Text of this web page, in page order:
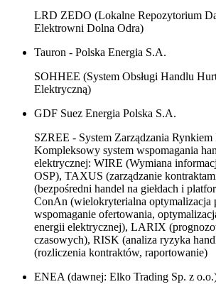
LRD ZEDO (Lokalne Repozytorium
Elektrowni Dolna Odra)
Tauron - Polska Energia S.A.
SOHHEE (System Obsługi Handlu
Elektryczną)
GDF Suez Energia Polska S.A.
SZREE - System Zarządzania
Kompleksowy system wspomagania
elektrycznej: WIRE (Wymiana
OSP), TAXUS (zarządzanie
(bezpośredni handel na giełdach i
ConAn (wielokryterialna optymalizacja
wspomaganie ofertowania,
energii elektrycznej), LARIX
czasowych), RISK (analiza ryzyka
(rozliczenia kontraktów, raportowanie)
ENEA (dawnej: Elko Trading Sp. z